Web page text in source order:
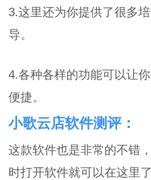
3.这里还为你提供了很多
导。
4.各种各样的功能可以让
便捷。
小歌云店软件测评：
这款软件也是非常的不错
时打开软件就可以在这里